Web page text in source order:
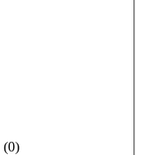
(0)